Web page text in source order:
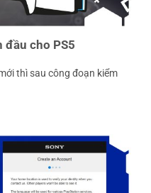
đầu cho PS5
thì sau công đoạn kiểm